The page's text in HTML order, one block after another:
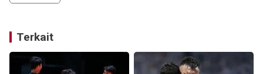
Terkait